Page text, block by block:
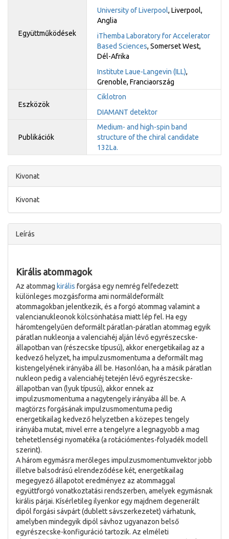
Együttműködések
University of Liverpool, Liverpool,
Anglia
iThemba Laboratory for Accelerator
Based Sciences, Somerset West,
Dél-Afrika
Institute Laue-Langevin (ILL),
Grenoble, Franciaország
Eszközök
Ciklotron
DIAMANT detektor
Publikációk
Medium- and high-spin band
structure of the chiral candidate
132La.
Kivonat
Kivonat
Leírás
Királis atommagok
Az atommag királis forgása egy nemrég felfedezett
különleges mozgásforma ami normáldeformált
atommagokban jelentkezik, és a forgó atommag valamint a
valencianukleonok kölcsönhatása miatt lép fel. Ha egy
háromtengelyűen deformált páratlan-páratlan atommag egyik
páratlan nukleonja a valenciahéj alján lévő egyrészecske-
állapotban van (részecske típusú), akkor energetikailag az a
kedvező helyzet, ha impulzusmomentuma a deformált mag
kistengelyének irányába áll be. Hasonlóan, ha a másik páratlan
nukleon pedig a valenciahéj tetején lévő egyrészecske-
állapotban van (lyuk típusú), akkor ennek az
impulzusmomentuma a nagytengely irányába áll be. A
magtörzs forgásának impulzusmomentuma pedig
energetikailag kedvező helyzetben a közepes tengely
irányába mutat, mivel erre a tengelyre a legnagyobb a mag
tehetetlenségi nyomatéka (a rotációmentes-folyadék modell
szerint).
A három egymásra merőleges impulzusmomentumvektor jobb
illetve balsodrású elrendeződése két, energetikailag
megegyező állapotot eredményez az atommaggal
együttforgó vonatkoztatási rendszerben, amelyek egymásnak
királis párjai. Kísérletileg ilyenkor egy majdnem degenerált
dipól forgási sávpárt (dublett sávszerkezetet) várhatunk,
amelyben mindegyik dipól sávhoz ugyanazon belső
egyrészecske-konfiguráció tartozik. Az elméleti